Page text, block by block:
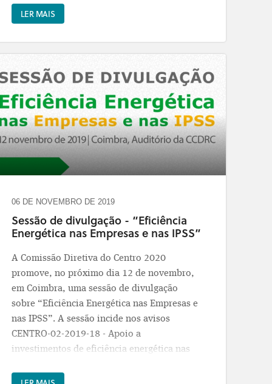
Esta sessão visa esclarecer os potenciais
beneficiários para a oportunidade de
para acelerar a implementação do Portugal
2020.
Recorde-se que o contrato de financiamento
celebrado entre a República Portuguesa e o
BEI (Banco Europeu de Investimento) para o
que tem como objetivo o financiamento da
aprovadas para municípios no contexto do
Portugal 2020, foi recentemente alterado.
Em concreto, a elegibilidade ao EQ foi
alargada às seguintes categorias:
• estradas regionais e locais, desde que
elegíveis aos Programas Operacionais (não
só aos Programas Operacionais Regionais);
promovidos por municípios e tenham um
LER MAIS
06 DE NOVEMBRO DE 2019
Sessão de divulgação - “Eficiência
Energética nas Empresas e nas IPSS”
A Comissão Diretiva do Centro 2020
promove, no próximo dia 12 de novembro,
em Coimbra, uma sessão de divulgação
sobre “Eficiência Energética nas Empresas e
nas IPSS”. A sessão incide nos avisos
CENTRO-02-2019-18 - Apoio a
investimentos de eficiência energética nas
Energética nas Infraestruturas Públicas da